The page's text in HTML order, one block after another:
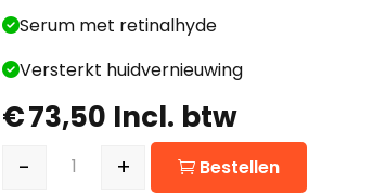
Serum met retinalhyde
Versterkt huidvernieuwing
€73,50 Incl. btw
Isdin Retinal Intense 50ml aantal
- + Bestellen